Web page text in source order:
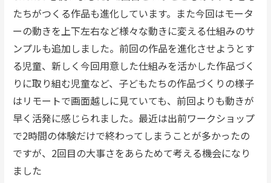
たちがつくる作品も進化しています。また今回はモータ
ーの動きを上下左右など様々な動きに変える仕組みのサ
ンプルも追加しました。前回の作品を進化させようとす
る児童、新しく今回用意した仕組みを活かした作品づく
りに取り組む児童など、子どもたちの作品づくりの様子
はリモートで画面越しに見ていても、前回よりも動きが
早く活発に感じられました。最近は出前ワークショップ
で2時間の体験だけで終わってしまうことが多かったの
ですが、2回目の大事さをあらためて考える機会になり
ました